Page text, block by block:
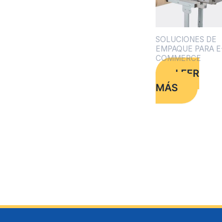
SOLUCIONES DE
EMPAQUE PARA
COMMERCE
LEER
MÁS